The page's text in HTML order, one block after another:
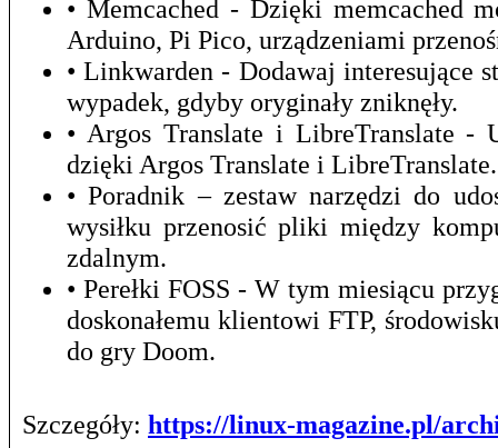
• Memcached - Dzięki memcached
Arduino, Pi Pico, urządzeniami
• Linkwarden - Dodawaj interesujące
wypadek, gdyby oryginały zniknęły.
• Argos Translate i LibreTranslate -
dzięki Argos Translate i LibreTranslate.
• Poradnik – zestaw narzędzi do
wysiłku przenosić pliki między
zdalnym.
• Perełki FOSS - W tym miesiącu
doskonałemu klientowi FTP,
do gry Doom.
Szczegóły: https://linux-magazine.pl/